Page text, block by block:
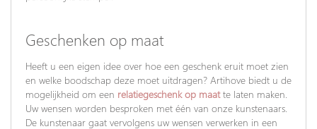
Geschenken op maat
Heeft u een eigen idee over hoe een geschenk eruit moet zien
en welke boodschap deze moet uitdragen? Artihove biedt u de
mogelijkheid om een relatiegeschenk op maatte laten maken.
Uw wensen worden besproken met één van onze kunstenaars.
De kunstenaar gaat vervolgens uw wensen verwerken in een